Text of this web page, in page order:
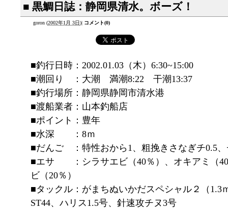
■ 黒鯛日誌：静岡県清水。ボーズ！
goron (2002年1月 3日)| コメント(0)
■釣行日時：2002.01.03（木）6:30~15:00
■潮回り ：大潮 満潮8:22 干潮13:37
■釣行場所：静岡県静岡市清水港
■渡船業者：山本釣船店
■ポイント：豊年
■水深 ：8ｍ
■だんご ：特性おから1、粗挽きさなぎチ0.5、
■エサ ：シラサエビ（40％）、オキアミ（
ビ（20％）
■タックル：がまちぬいかだスペシャル２（1.3
ST44、ハリス1.5号、針速攻チヌ3号